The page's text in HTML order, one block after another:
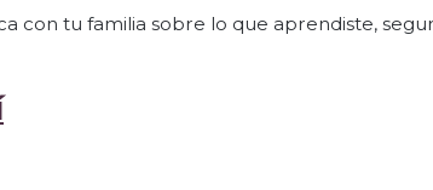
con tu familia sobre lo que aprendiste,